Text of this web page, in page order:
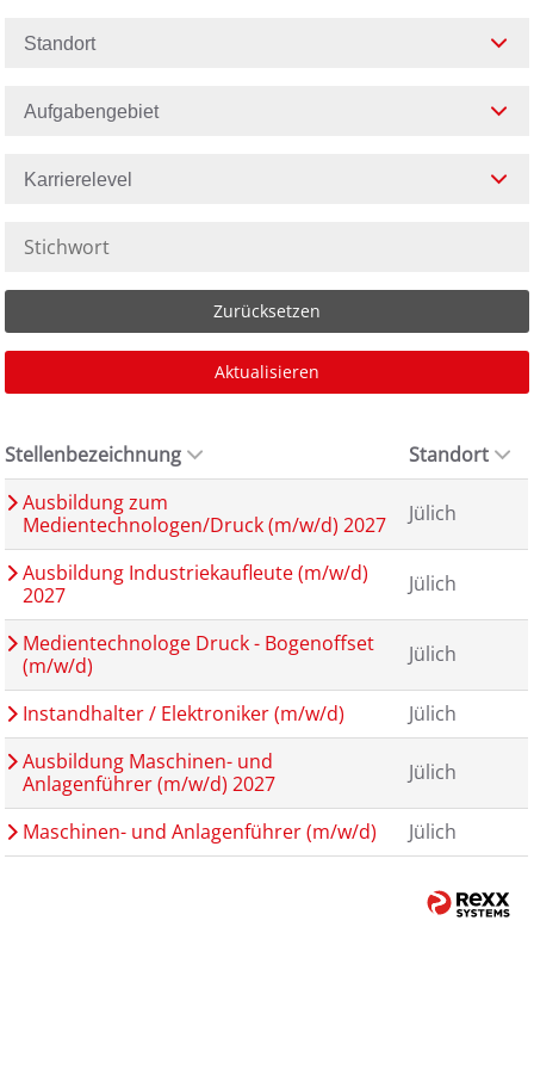
Standort
Aufgabengebiet
Karrierelevel
Zurücksetzen
Aktualisieren
Stellenbezeichnung
Standort
Ausbildung zum
Medientechnologen/Druck (m/w/d) 2027
Jülich
Ausbildung Industriekaufleute (m/w/d)
2027
Jülich
Medientechnologe Druck - Bogenoffset
(m/w/d)
Jülich
Instandhalter / Elektroniker (m/w/d)
Jülich
Ausbildung Maschinen- und
Anlagenführer (m/w/d) 2027
Jülich
Maschinen- und Anlagenführer (m/w/d) Jülich